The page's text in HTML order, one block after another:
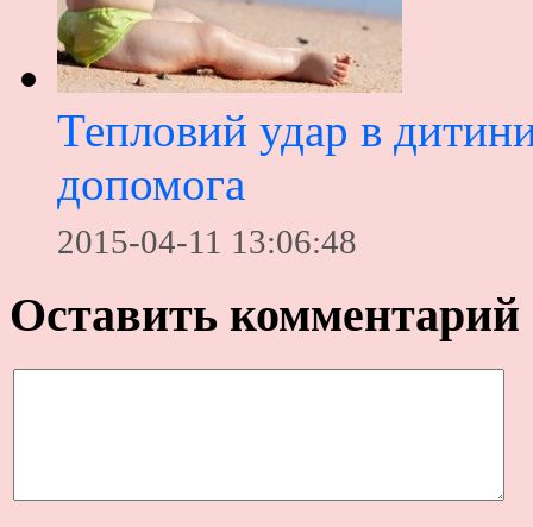
Тепловий удар в
допомога
2015-04-11 13:06:48
Оставить комментарий